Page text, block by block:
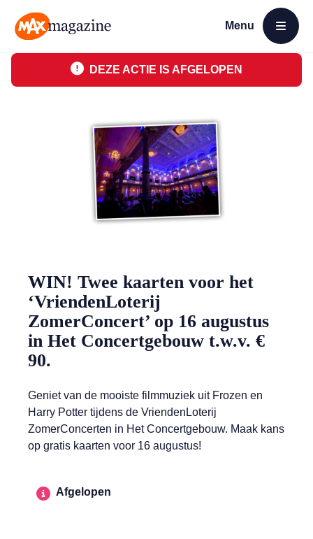
Menu
Open menu
DEZE ACTIE IS AFGELOPEN
WIN! Twee kaarten voor het
‘VriendenLoterij
ZomerConcert’ op 16 augustus
in Het Concertgebouw t.w.v. €
90.
Geniet van de mooiste filmmuziek uit Frozen en
Harry Potter tijdens de VriendenLoterij
ZomerConcerten in Het Concertgebouw. Maak kans
op gratis kaarten voor 16 augustus!
Afgelopen